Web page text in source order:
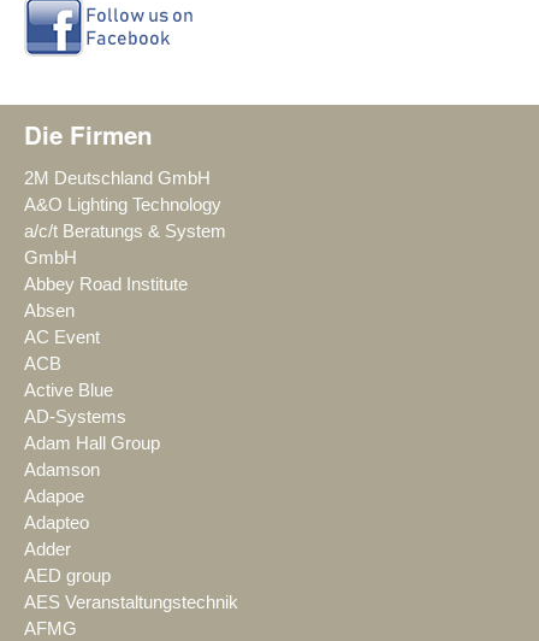
Die Firmen
2M Deutschland GmbH
A&O Lighting Technology
a/c/t Beratungs & System
GmbH
Abbey Road Institute
Absen
AC Event
ACB
Active Blue
AD-Systems
Adam Hall Group
Adamson
Adapoe
Adapteo
Adder
AED group
AES Veranstaltungstechnik
AFMG